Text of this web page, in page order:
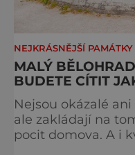
NEJKRÁSNĚJŠÍ PAMÁTKY
MALÝ
BUDETE CÍTIT
Nejsou okázalé
ale zakládají na
pocit domova. A i